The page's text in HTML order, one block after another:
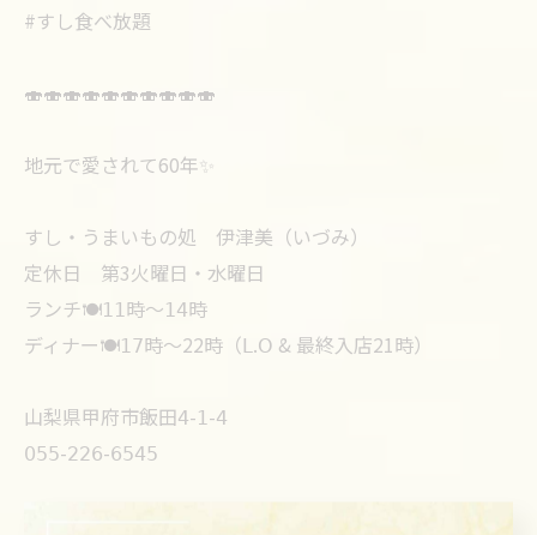
#すし食べ放題
🍣🍣🍣🍣🍣🍣🍣🍣🍣🍣
地元で愛されて60年✨
すし・うまいもの処 伊津美（いづみ）
定休日 第3火曜日・水曜日
ランチ🍽𝟣𝟣時〜𝟣𝟦時
ディナー🍽𝟣𝟩時〜22時（𝖫.𝖮 & 最終入店21時）
山梨県甲府市飯田𝟦-𝟣-𝟦
𝟢𝟧𝟧-𝟤𝟤𝟨-𝟨𝟧𝟦𝟧